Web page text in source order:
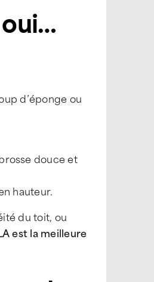
d’éponge ou
douce et
hauteur.
du toit, ou
est la meilleure